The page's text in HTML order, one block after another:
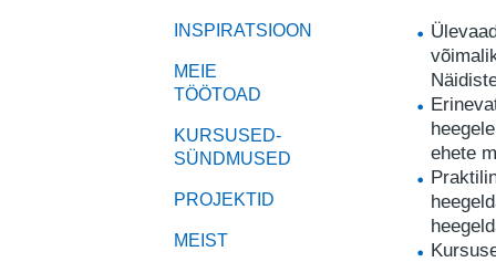
INSPIRATSIOON
MEIE
TÖÖTOAD
KURSUSED-
SÜNDMUSED
PROJEKTID
MEIST
ehete